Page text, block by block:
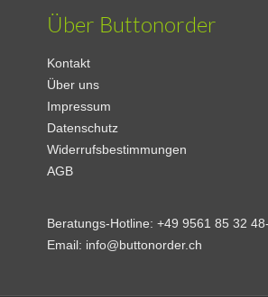
Über Buttonorder
Kontakt
Über uns
Impressum
Datenschutz
Widerrufsbestimmungen
AGB
Beratungs-Hotline:+49 9561 85 32
Email: info@buttonorder.ch